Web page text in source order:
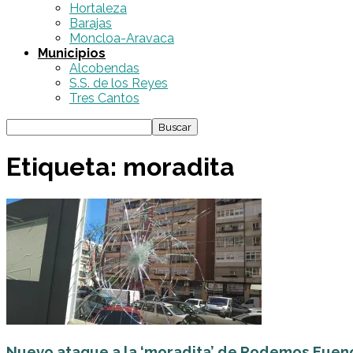
Hortaleza
Barajas
Moncloa-Aravaca
Municipios
Alcobendas
S.S. de los Reyes
Tres Cantos
Etiqueta: moradita